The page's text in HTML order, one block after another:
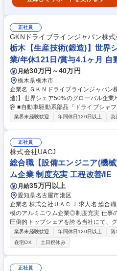
正社員
GKNドライブラインジャパン株式
栃木【生産技術(鍛造)】世界
業/年休121日/賞与4.1ヶ月 自
月給30万円～40万円
栃木県栃木市
企業名 ＧＫＮドライブラインジャパン株式会社 求人名 栃木
造)】世界シェア50%のグローバル企業/年休
容 ■自動車駆動系部品「ドライブシャ
技術業務をお任せします。仕様決定か
込み、量産立ち上げ ■生産ラインのレ
イヤー、関連部門との技術打ち合わせ
の改善 ※将来的には海外拠点との技術
チャンスもあります。裁量が大きく、
ライン作りを主導できます。 募集職種 栃木【生産技術(鍛造)】世界シェア
50%のグローバル企業/年休121日/賞与
業界未経験歓迎 年間休日120日以上 英
正社員
株式会社UACJ
総合職【設備エンジニア(機
ム企業 制度充実 工程改善/IE
月給35万円以上
愛知県名古屋市港区
企業名 株式会社ＵＡＣＪ 求人名 総合職【設備エンジニア(機械)】世界規
模のアルミニウム企業◎制度充実 仕事の内容 アルミニウム圧延品で国内
圧倒的トップシェアを誇る当社にて、
設備における機械系設備エンジニア業務をお
にアルミ押出形材という素材を加工す
適な生産性や品質を満足する設備建設
ます。 ・設備の仕様検討、見積仕様書
の詳細検討、全体工程管理、工事計画
業界未経験歓迎 年間休日120日以上 資
在宅OK
土日祝休み
正社員